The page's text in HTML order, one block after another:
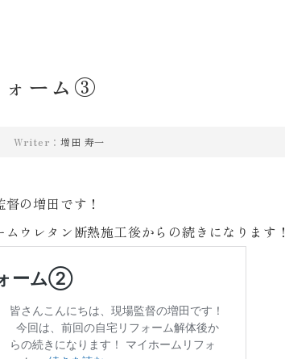
ォーム③
Writer：増田 寿一
の増田です！
ウレタン断熱施工後からの続きになります！